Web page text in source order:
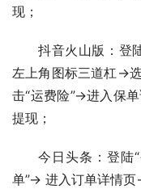
现；
抖音火山版：登
左上角图标三道杠->
击“运费险”->进入保
提现；
今日头条：登陆
单”-> 进入订单详情